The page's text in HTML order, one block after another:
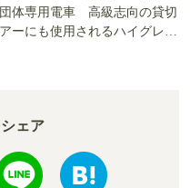
体専用電車 高級志向の貸切
ーにも使用されるハイグレー
ェア